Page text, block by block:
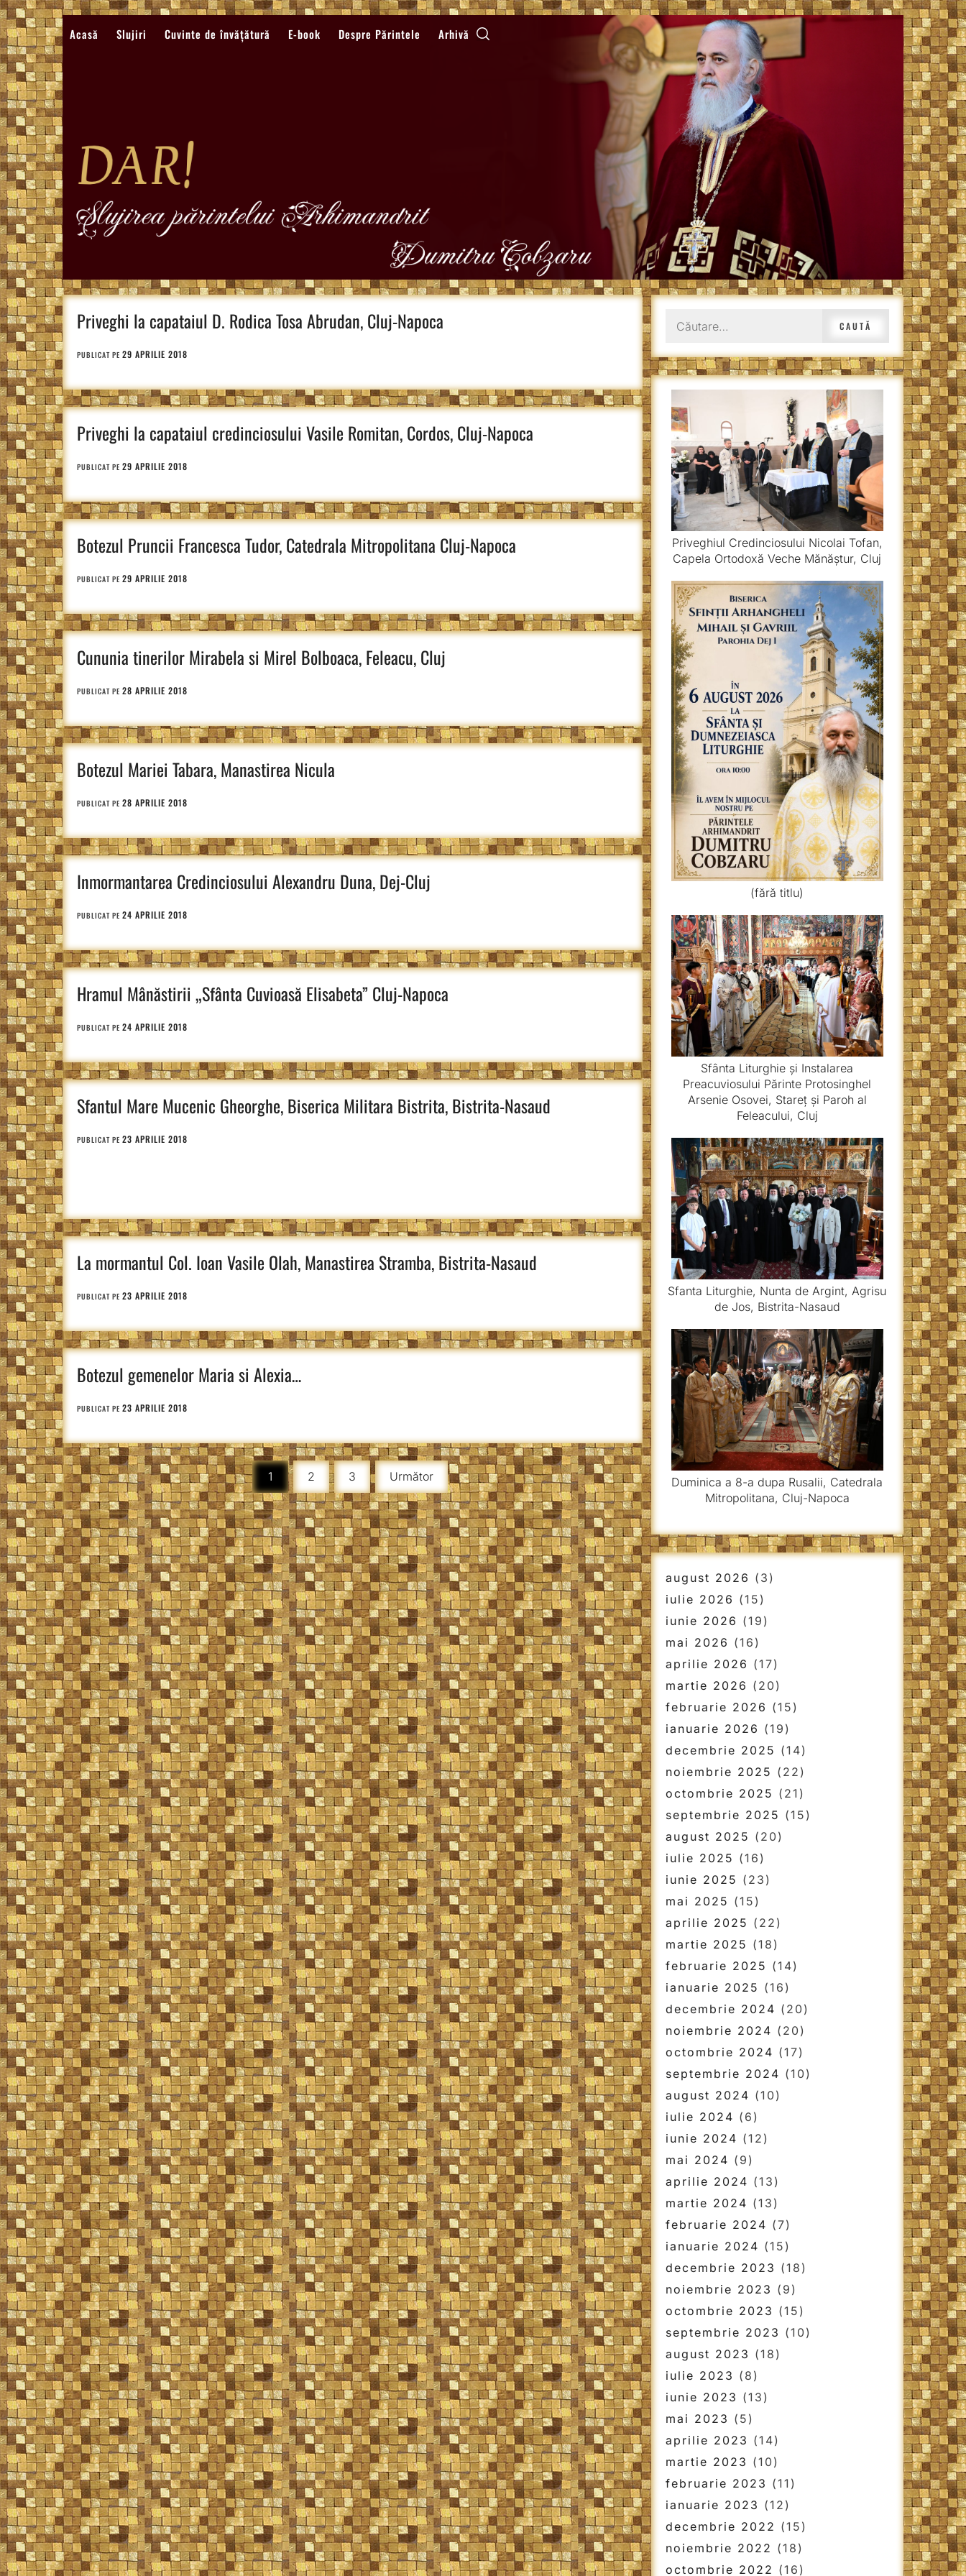
Sari
la
conținut
Acasă Slujiri Cuvinte de învățătură E-book Despre Părintele Arhivă
Priveghi la capataiul D. Rodica Tosa Abrudan, Cluj-Napoca
PUBLICAT PE 29 APRILIE 2018
Priveghi la capataiul credinciosului Vasile Romitan, Cordos, Cluj-Napoca
PUBLICAT PE 29 APRILIE 2018
Botezul Pruncii Francesca Tudor, Catedrala Mitropolitana Cluj-Napoca
PUBLICAT PE 29 APRILIE 2018
Cununia tinerilor Mirabela si Mirel Bolboaca, Feleacu, Cluj
PUBLICAT PE 28 APRILIE 2018
Botezul Mariei Tabara, Manastirea Nicula
PUBLICAT PE 28 APRILIE 2018
Inmormantarea Credinciosului Alexandru Duna, Dej-Cluj
PUBLICAT PE 24 APRILIE 2018
Hramul Mânăstirii „Sfânta Cuvioasă Elisabeta” Cluj-Napoca
PUBLICAT PE 24 APRILIE 2018
Sfantul Mare Mucenic Gheorghe, Biserica Militara Bistrita, Bistrita-Nasaud
PUBLICAT PE 23 APRILIE 2018
La mormantul Col. Ioan Vasile Olah, Manastirea Stramba, Bistrita-Nasaud
PUBLICAT PE 23 APRILIE 2018
Botezul gemenelor Maria si Alexia…
PUBLICAT PE 23 APRILIE 2018
Paginație
articole 1 2 3 Următor
după:
Priveghiul Credinciosului Nicolai Tofan,
Capela Ortodoxă Veche Mănăștur, Cluj
(fără titlu)
Sfânta Liturghie și Instalarea
Preacuviosului Părinte Protosinghel
Arsenie Osovei, Stareț și Paroh al
Feleacului, Cluj
Sfanta Liturghie, Nunta de Argint, Agrisu
de Jos, Bistrita-Nasaud
Duminica a 8-a dupa Rusalii, Catedrala
Mitropolitana, Cluj-Napoca
august 2026 (3)
iulie 2026 (15)
iunie 2026 (19)
mai 2026 (16)
aprilie 2026 (17)
martie 2026 (20)
februarie 2026 (15)
ianuarie 2026 (19)
decembrie 2025 (14)
noiembrie 2025 (22)
octombrie 2025 (21)
septembrie 2025 (15)
august 2025 (20)
iulie 2025 (16)
iunie 2025 (23)
mai 2025 (15)
aprilie 2025 (22)
martie 2025 (18)
februarie 2025 (14)
ianuarie 2025 (16)
decembrie 2024 (20)
noiembrie 2024 (20)
octombrie 2024 (17)
septembrie 2024 (10)
august 2024 (10)
iulie 2024 (6)
iunie 2024 (12)
mai 2024 (9)
aprilie 2024 (13)
martie 2024 (13)
februarie 2024 (7)
ianuarie 2024 (15)
decembrie 2023 (18)
noiembrie 2023 (9)
octombrie 2023 (15)
septembrie 2023 (10)
august 2023 (18)
iulie 2023 (8)
iunie 2023 (13)
mai 2023 (5)
aprilie 2023 (14)
martie 2023 (10)
februarie 2023 (11)
ianuarie 2023 (12)
decembrie 2022 (15)
noiembrie 2022 (18)
octombrie 2022 (16)